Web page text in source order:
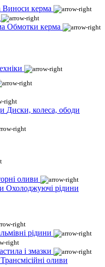
Виноси керма
Обмотки керма
Диски, колеса, ободи
оливи
Охолоджуючі рідини
рідини
і змазки
Трансмісійні оливи